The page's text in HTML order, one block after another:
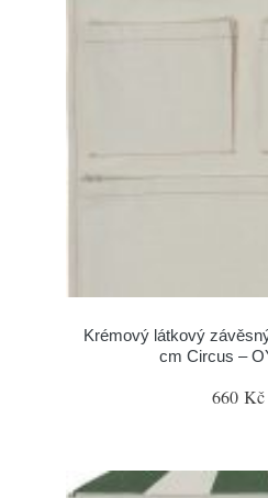
Krémový látkový
cm Circus –
660 Kč